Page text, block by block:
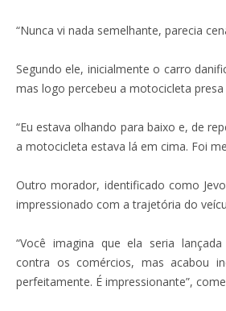
“Nunca vi nada semelhante, parecia
Segundo ele, inicialmente o carro
mas logo percebeu a motocicleta
“Eu estava olhando para baixo e, de
a motocicleta estava lá em cima. Foi
Outro morador, identificado como
impressionado com a trajetória do
“Você imagina que ela seria
contra os comércios, mas acabou
perfeitamente. É impressionante”,